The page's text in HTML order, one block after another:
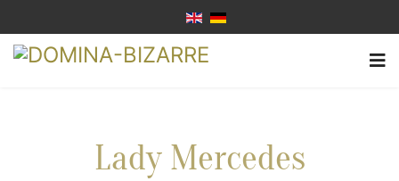
Lady Mercedes